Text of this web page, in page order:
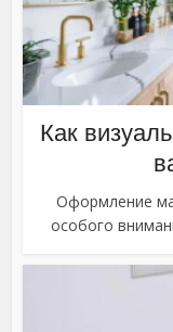
Как
Оформление
особого